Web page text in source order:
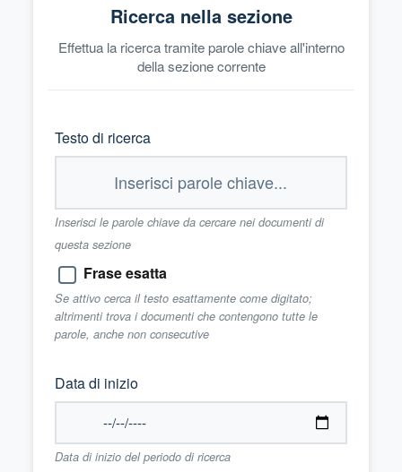
Ricerca nella sezione
Effettua la ricerca tramite parole chiave all'interno
della sezione corrente
Testo di ricerca
Inserisci le parole chiave da cercare nei documenti di
questa sezione
Frase esatta
Se attivo cerca il testo esattamente come digitato;
altrimenti trova i documenti che contengono tutte le
parole, anche non consecutive
Data di inizio
Data di inizio del periodo di ricerca